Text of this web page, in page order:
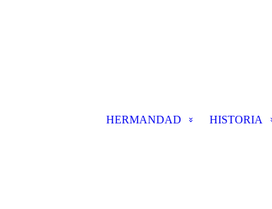
HERMANDAD HISTORIA